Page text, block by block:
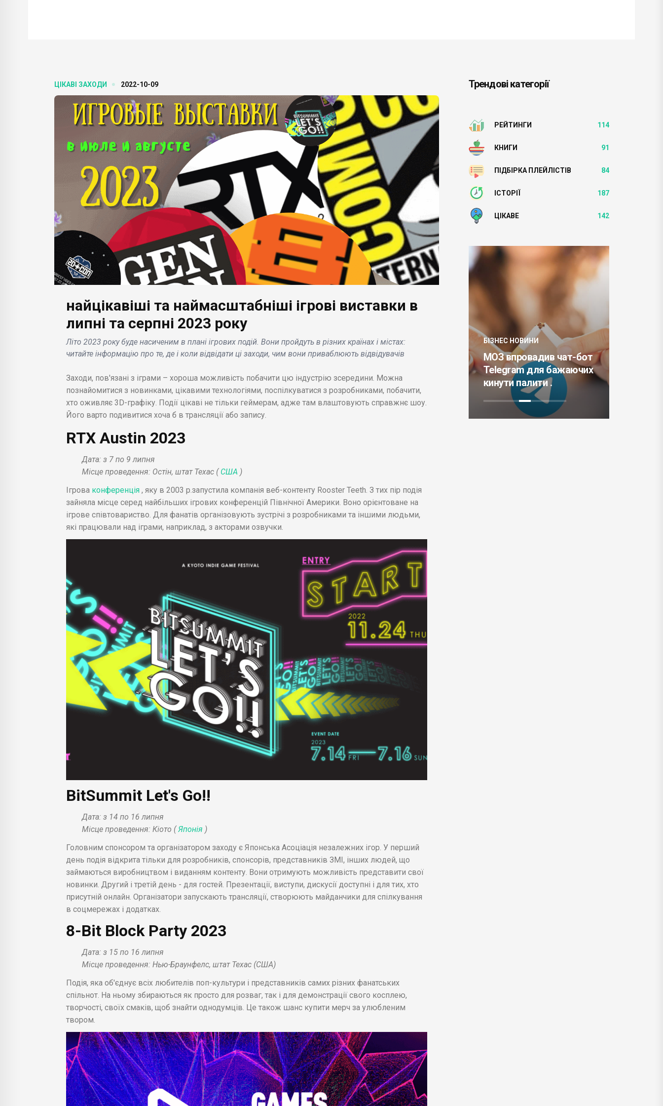
ЦІКАВІ ЗАХОДИ 2022-10-09
найцікавіші та наймасштабніші ігрові виставки в
липні та серпні 2023 року
Літо 2023 року буде насиченим в плані ігрових подій. Вони пройдуть в різних країнах і містах:
читайте інформацію про те, де і коли відвідати ці заходи, чим вони приваблюють відвідувачів
Заходи, пов'язані з іграми – хороша можливість побачити цю індустрію зсередини. Можна
познайомитися з новинками, цікавими технологіями, поспілкуватися з розробниками, побачити,
хто оживляє 3D-графіку. Події цікаві не тільки геймерам, адже там влаштовують справжнє шоу.
Його варто подивитися хоча б в трансляції або запису.
RTX Austin 2023
Дата: з 7 по 9 липня
Місце проведення: Остін, штат Техас (США )
Ігрова конференція , яку в 2003 р.запустила компанія веб-контенту Rooster Teeth. З тих пір подія
зайняла місце серед найбільших ігрових конференцій Північної Америки. Воно орієнтоване на
ігрове співтовариство. Для фанатів організовують зустрічі з розробниками та іншими людьми,
які працювали над іграми, наприклад, з акторами озвучки.
BitSummit Let's Go!!
Дата: з 14 по 16 липня
Місце проведення: Кіото (Японія )
Головним спонсором та організатором заходу є Японська Асоціація незалежних ігор. У перший
день подія відкрита тільки для розробників, спонсорів, представників ЗМІ, інших людей, що
займаються виробництвом і виданням контенту. Вони отримують можливість представити свої
новинки. Другий і третій день - для гостей. Презентації, виступи, дискусії доступні і для тих, хто
присутній онлайн. Організатори запускають трансляції, створюють майданчики для спілкування
в соцмережах і додатках.
8-Bit Block Party 2023
Дата: з 15 по 16 липня
Місце проведення: Нью-Браунфелс, штат Техас (США)
Подія, яка об'єднує всіх любителів поп-культури і представників самих різних фанатських
спільнот. На ньому збираються як просто для розваг, так і для демонстрації свого косплею,
творчості, своїх смаків, щоб знайти однодумців. Це також шанс купити мерч за улюбленим
твором.
Трендові категорії
РЕЙТИНГИ 114
КНИГИ 91
ПІДБІРКА ПЛЕЙЛІСТІВ 84
ІСТОРІЇ 187
ЦІКАВЕ 142
БІЗНЕС НОВИНИ
Nokia і Samsung уклали
багаторічну мирову
угоду про патенти
мобільного зв'язку 5g .
БІЗНЕС НОВИНИ
«Піноккіо»
повертається: на Disney
трейлер ремейка .
Meta підвищує безпеку
профілів українських
Instagram .
БІЗНЕС НОВИНИ
МОЗ впровадив чат-бот
Telegram для бажаючих
кинути палити .